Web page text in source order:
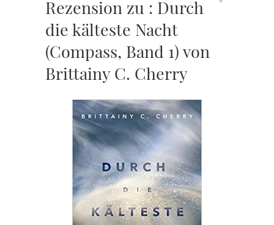
Rezension zu : Durch
die kälteste Nacht
(Compass, Band 1) von
Brittainy C. Cherry